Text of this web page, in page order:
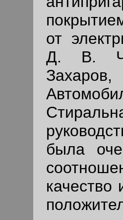
от
Д. В.
была